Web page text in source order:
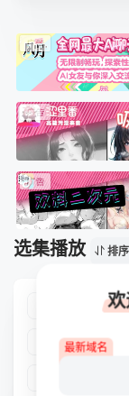
选集播放 排序
第05集
最新域名